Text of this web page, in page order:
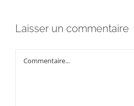
Laisser un commentaire
Commentaire